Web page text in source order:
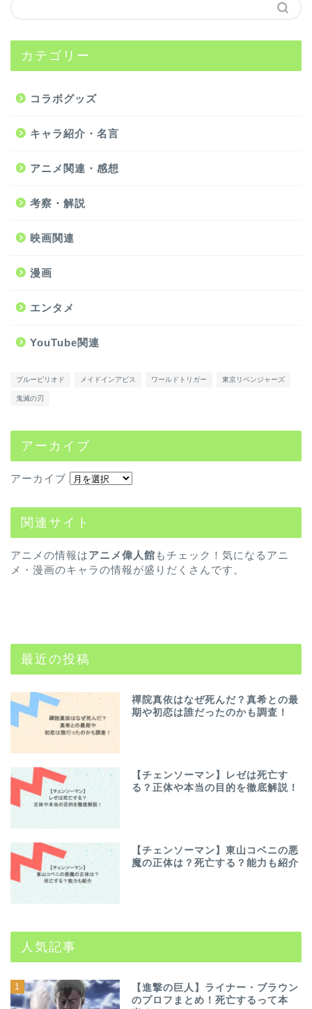
カテゴリー
コラボグッズ
キャラ紹介・名言
アニメ関連・感想
考察・解説
映画関連
漫画
エンタメ
YouTube関連
ブルーピリオド メイドインアビス ワールドトリガー 東京リベンジャーズ
鬼滅の刃
アーカイブ
アーカイブ
関連サイト
アニメの情報はアニメ偉人館 もチェック！気になるアニ
メ・漫画のキャラの情報が盛りだくさんです。
最近の投稿
禪院真依はなぜ死んだ？真希との最
期や初恋は誰だったのかも調査！
【チェンソーマン】レゼは死亡す
る？正体や本当の目的を徹底解説！
【チェンソーマン】東山コベニの悪
魔の正体は？死亡する？能力も紹介
人気記事
1
【進撃の巨人】ライナー・ブラウン
のプロフまとめ！死亡するって本